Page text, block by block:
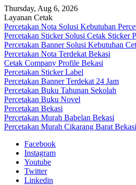
Skip
to
content
Thursday, Aug 6, 2026
Layanan Cetak
Percetakan Nota Solusi Kebutuhan
Percetakan Sticker Solusi Cetak Sticker
Percetakan Banner Solusi Kebutuhan
Percetakan Nota Terdekat Bekasi
Cetak Company Profile Bekasi
Percetakan Sticker Label
Percetakan Banner Terdekat 24 Jam
Percetakan Buku Tahunan Sekolah
Percetakan Buku Novel
Percetakan Bekasi
Percetakan Murah Babelan Bekasi
Percetakan Murah Cikarang Barat Bekasi
Facebook
Instagram
Youtube
Twitter
Linkedin